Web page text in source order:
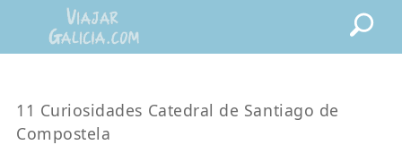
11 Curiosidades Catedral de Santiago de
Compostela